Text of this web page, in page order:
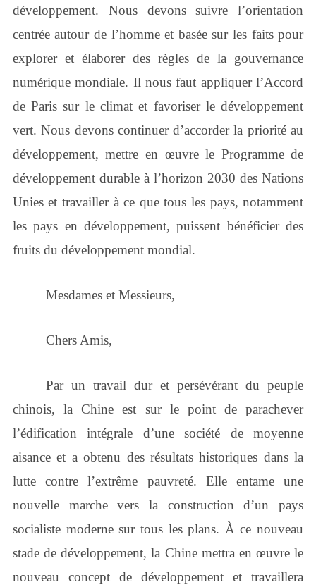
développement. Nous devons suivre l’orientation
centrée autour de l’homme et basée sur les faits pour
explorer et élaborer des règles de la gouvernance
numérique mondiale. Il nous faut appliquer l’Accord
de Paris sur le climat et favoriser le développement
vert. Nous devons continuer d’accorder la priorité au
développement, mettre en œuvre le Programme de
développement durable à l’horizon 2030 des Nations
Unies et travailler à ce que tous les pays, notamment
les pays en développement, puissent bénéficier des
fruits du développement mondial.
Mesdames et Messieurs,
Chers Amis,
Par un travail dur et persévérant du peuple
chinois, la Chine est sur le point de parachever
l’édification intégrale d’une société de moyenne
aisance et a obtenu des résultats historiques dans la
lutte contre l’extrême pauvreté. Elle entame une
nouvelle marche vers la construction d’un pays
socialiste moderne sur tous les plans. À ce nouveau
stade de développement, la Chine mettra en œuvre le
nouveau concept de développement et travaillera